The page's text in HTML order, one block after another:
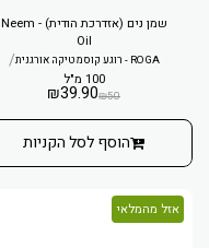
שמן נים (אזדרכת הודית) - Neem
Oil
ROGA - רוגע קוסמטיקה אורגנית /
100 מ"ל
₪50
₪39.90
הוסף לסל הקניות
אזל מהמלאי